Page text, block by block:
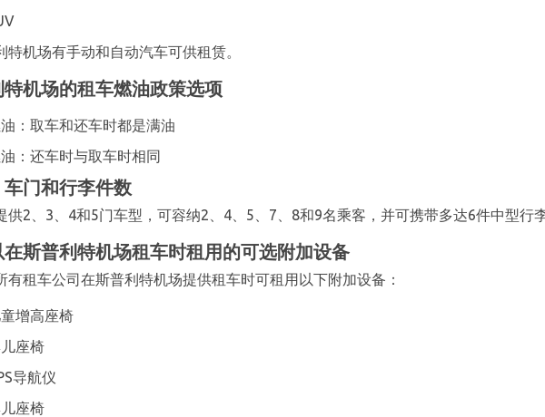
特机场有手动和自动汽车可供租赁。
机场的租车燃油政策选项
：取车和还车时都是满油
：还车时与取车时相同
门和行李件数
供2、3、4和5门车型，可容纳2、4、5、7、8和9名乘客，并可携带多达6件中型行李
斯普利特机场租车时租用的可选附加设备
有租车公司在斯普利特机场提供租车时可租用以下附加设备：
童增高座椅
座椅
导航仪
座椅